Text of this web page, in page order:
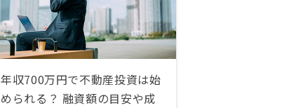
年収700万円で不動産投資は始
められる？ 融資額の目安や成